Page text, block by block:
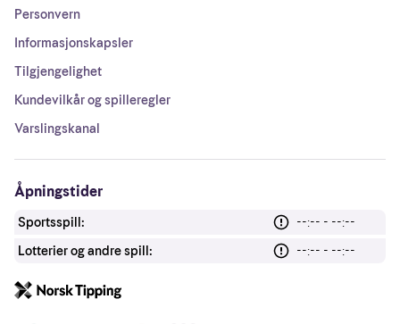
Personvern
Informasjonskapsler
Tilgjengelighet
Kundevilkår og spilleregler
Varslingskanal
Åpningstider
Sportsspill:
--:-- - --:--
Lotterier og andre spill:
--:-- - --:--